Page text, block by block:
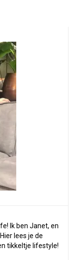
Ik ben Janet, en
lees je de
tikkeltje lifestyle!